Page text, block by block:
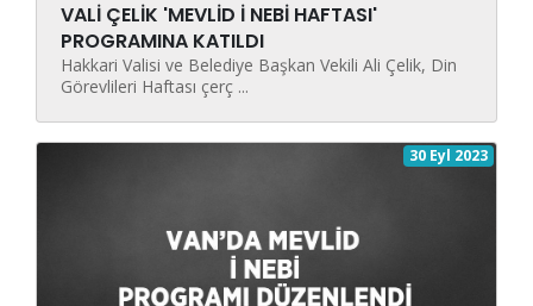
VALİ ÇELİK 'MEVLİD İ NEBİ HAFTASI'
PROGRAMINA KATILDI
Hakkari Valisi ve Belediye Başkan Vekili Ali Çelik, Din
Görevlileri Haftası çerç ...
30 Eyl 2023